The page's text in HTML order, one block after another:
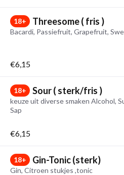
18+ Threesome ( fris )
Bacardi, Passiefruit, Grapefruit,
€6,15
18+ Sour ( sterk/fris )
keuze uit diverse smaken Alcohol,
Sap
€6,15
18+ Gin-Tonic (sterk)
Gin, Citroen stukjes ,tonic